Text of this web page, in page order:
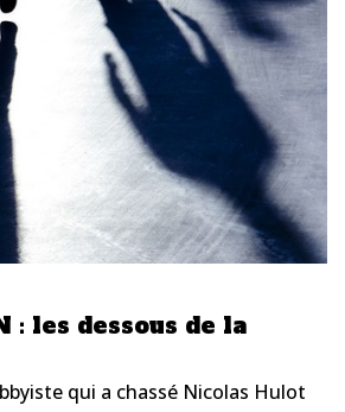
: les dessous de la
qui a chassé Nicolas Hulot